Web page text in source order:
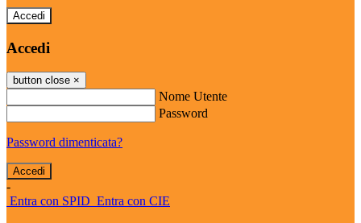
Accedi
Accedi
button close ×
Nome Utente
Password
Password dimenticata?
-
Entra con SPID Entra con CIE